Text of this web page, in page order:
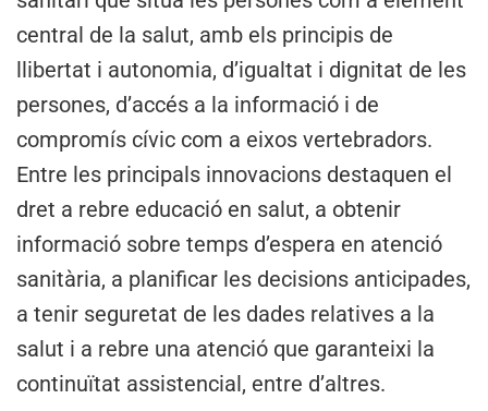
central de la salut, amb els principis de
llibertat i autonomia, d’igualtat i dignitat de les
persones, d’accés a la informació i de
compromís cívic com a eixos vertebradors.
Entre les principals innovacions destaquen el
dret a rebre educació en salut, a obtenir
informació sobre temps d’espera en atenció
sanitària, a planificar les decisions anticipades,
a tenir seguretat de les dades relatives a la
salut i a rebre una atenció que garanteixi la
continuïtat assistencial, entre d’altres.